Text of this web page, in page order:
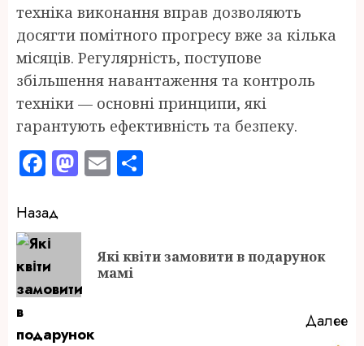
техніка виконання вправ дозволяють
досягти помітного прогресу вже за кілька
місяців. Регулярність, поступове
збільшення навантаження та контроль
техніки — основні принципи, які
гарантують ефективність та безпеку.
Facebook
Mastodon
Email
Продолжить
чтение
Назад
Які квіти замовити в подарунок
мамі
Далее